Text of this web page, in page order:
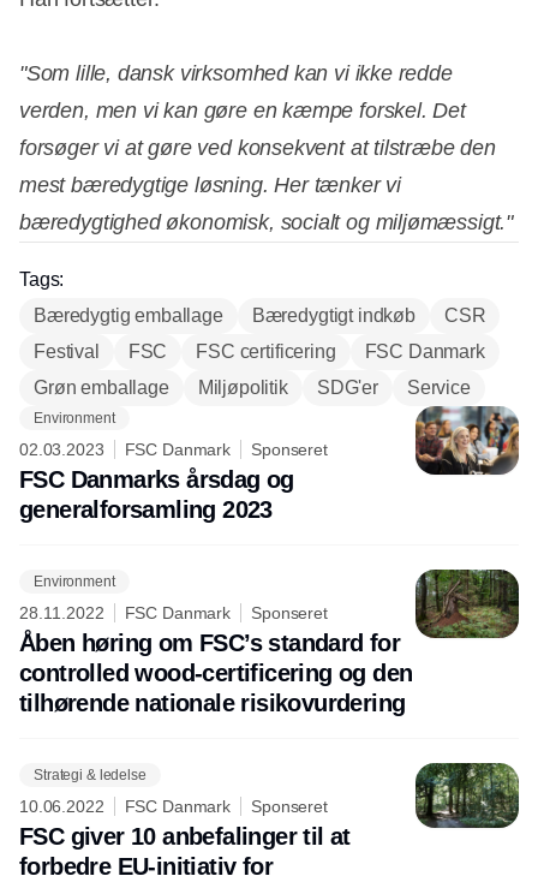
"Som lille, dansk virksomhed kan vi ikke redde
verden, men vi kan gøre en kæmpe forskel. Det
forsøger vi at gøre ved konsekvent at tilstræbe den
mest bæredygtige løsning. Her tænker vi
bæredygtighed økonomisk, socialt og miljømæssigt."
Tags:
Bæredygtig emballage
Bæredygtigt indkøb
CSR
Festival
FSC FSC certificering
FSC Danmark
Grøn emballage
Miljøpolitik SDG'er Service
Environment
02.03.2023 FSC Danmark Sponseret
FSC Danmarks årsdag og
generalforsamling 2023
Environment
28.11.2022 FSC Danmark Sponseret
Åben høring om FSC’s standard for
controlled wood-certificering og den
tilhørende nationale risikovurdering
Strategi & ledelse
10.06.2022 FSC Danmark Sponseret
FSC giver 10 anbefalinger til at
forbedre EU-initiativ for